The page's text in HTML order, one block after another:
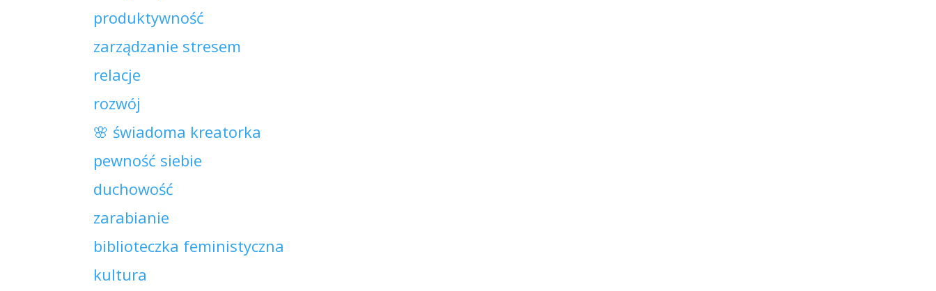
produktywność
zarządzanie stresem
relacje
rozwój
🌸 świadoma kreatorka
pewność siebie
duchowość
zarabianie
biblioteczka feministyczna
kultura